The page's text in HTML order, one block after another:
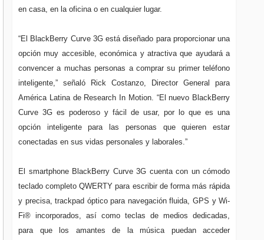
en casa, en la oficina o en cualquier lugar.
“El BlackBerry Curve 3G está diseñado para proporcionar una
opción muy accesible, económica y atractiva que ayudará a
convencer a muchas personas a comprar su primer teléfono
inteligente,” señaló Rick Costanzo, Director General para
América Latina de Research In Motion. “El nuevo BlackBerry
Curve 3G es poderoso y fácil de usar, por lo que es una
opción inteligente para las personas que quieren estar
conectadas en sus vidas personales y laborales.”
El smartphone BlackBerry Curve 3G cuenta con un cómodo
teclado completo QWERTY para escribir de forma más rápida
y precisa, trackpad óptico para navegación fluida, GPS y Wi-
Fi® incorporados, así como teclas de medios dedicadas,
para que los amantes de la música puedan acceder